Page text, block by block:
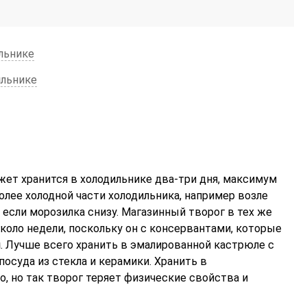
хранится в холодильнике два-три дня, максимум
холодной части холодильника, например возле
морозилка снизу. Магазинный творог в тех же
недели, поскольку он с консервантами, которые
Лучше всего хранить в эмалированной кастрюле с
из стекла и керамики. Хранить в
но так творог теряет физические свойства и